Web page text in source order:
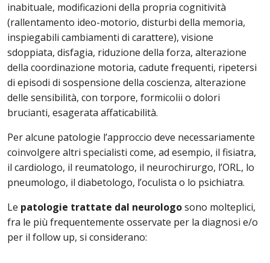
inabituale, modificazioni della propria cognitività
(rallentamento ideo-motorio, disturbi della memoria,
inspiegabili cambiamenti di carattere), visione
sdoppiata, disfagia, riduzione della forza, alterazione
della coordinazione motoria, cadute frequenti, ripetersi
di episodi di sospensione della coscienza, alterazione
delle sensibilità, con torpore, formicolii o dolori
brucianti, esagerata affaticabilità.
Per alcune patologie l’approccio deve necessariamente
coinvolgere altri specialisti come, ad esempio, il fisiatra,
il cardiologo, il reumatologo, il neurochirurgo, l’ORL, lo
pneumologo, il diabetologo, l’oculista o lo psichiatra.
Le patologie trattate dal neurologosono molteplici,
fra le più frequentemente osservate per la diagnosi e/o
per il follow up, si considerano: